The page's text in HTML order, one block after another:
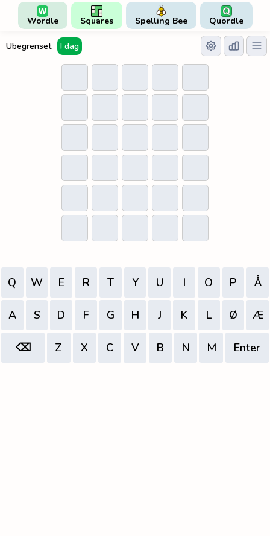
Wordle Squares Spelling Bee Quordle
Ubegrenset I dag
Q W E R T Y U I O P Å
A S D F G H J K L Ø Æ
⌫ Z X C V B N M Enter